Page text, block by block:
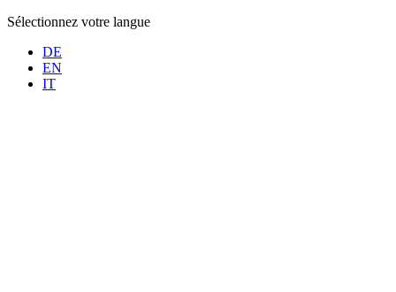
Sélectionnez votre langue
DE
EN
IT